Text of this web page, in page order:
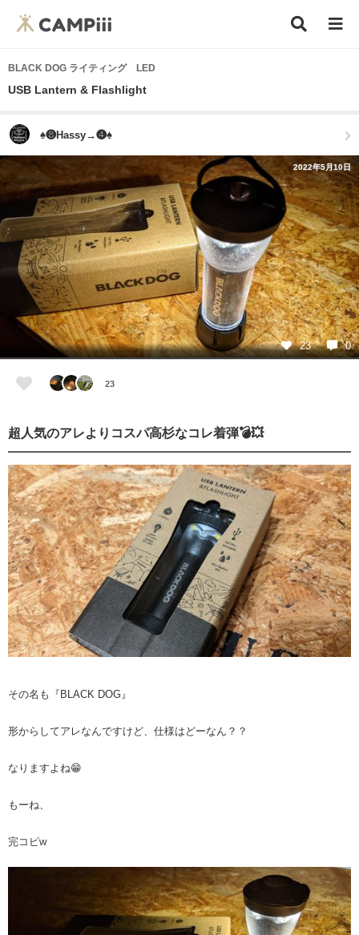
BLACK DOG ライティング LED
USB Lantern & Flashlight
♠❽Hassy→❹♠
2022年5月10日
23 0
23
超人気のアレよりコスパ高杉なコレ着弾💣💥
その名も『BLACK DOG』
形からしてアレなんですけど、仕様はどーなん？？
なりますよね😁
もーね、
完コピw